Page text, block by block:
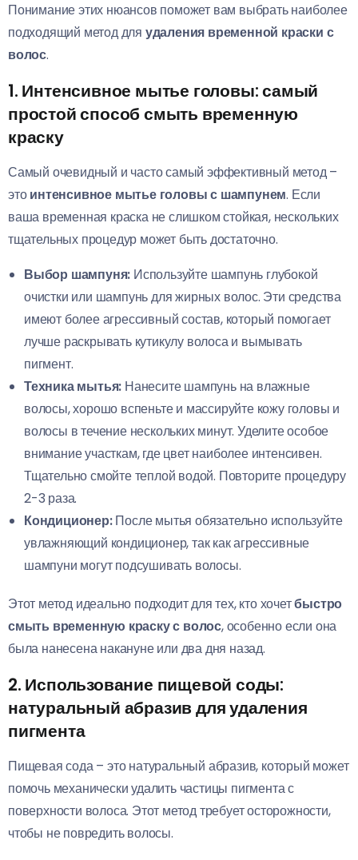
Понимание этих нюансов поможет вам выбрать наиболее
подходящий метод для удаления временной краски с
волос.
1. Интенсивное мытье головы: самый
простой способ смыть временную
краску
Самый очевидный и часто самый эффективный метод –
этоинтенсивное мытье головы с шампунем. Если
ваша временная краска не слишком стойкая, нескольких
тщательных процедур может быть достаточно.
Выбор шампуня: Используйте шампунь глубокой
очистки или шампунь для жирных волос. Эти средства
имеют более агрессивный состав, который помогает
лучше раскрывать кутикулу волоса и вымывать
пигмент.
Техника мытья: Нанесите шампунь на влажные
волосы, хорошо вспеньте и массируйте кожу головы и
волосы в течение нескольких минут. Уделите особое
внимание участкам, где цвет наиболее интенсивен.
Тщательно смойте теплой водой. Повторите процедуру
2-3 раза.
Кондиционер:После мытья обязательно используйте
увлажняющий кондиционер, так как агрессивные
шампуни могут подсушивать волосы.
Этот метод идеально подходит для тех, кто хочетбыстро
смыть временную краску с волос, особенно если она
была нанесена накануне или два дня назад.
2. Использование пищевой соды:
натуральный абразив для удаления
пигмента
Пищевая сода – это натуральный абразив, который может
помочь механически удалить частицы пигмента с
поверхности волоса. Этот метод требует осторожности,
чтобы не повредить волосы.